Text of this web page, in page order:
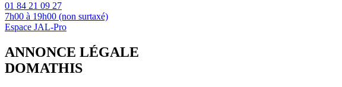
01 84 21 09 27
7h00 à 19h00 (non surtaxé)
Espace JAL-Pro
ANNONCE LÉGALE
DOMATHIS